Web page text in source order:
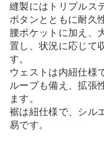
縫製にはトリプルス
ボタンとともに耐久
腰ポケットに加え、
置し、状況に応じて
す。
ウェストは内紐仕様
ループも備え、拡張
ます。
裾は紐仕様で、シル
易です。